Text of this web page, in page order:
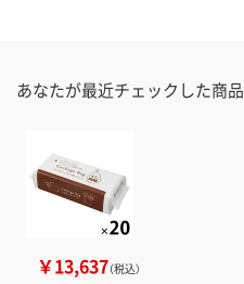
あなたが最近チェックした商品
￥13,637（税込）